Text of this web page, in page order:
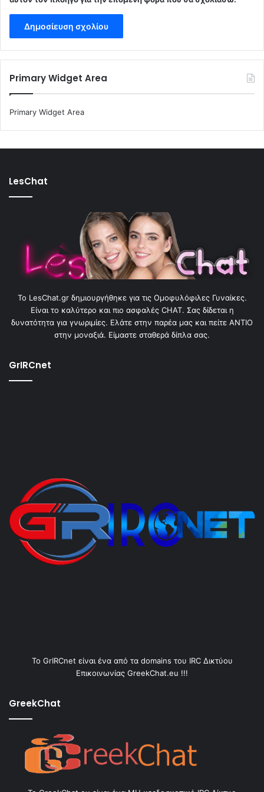
Primary Widget Area
Primary Widget Area
LesChat
To LesChat.gr δημιουργήθηκε για τις Ομοφυλόφιλες Γυναίκες.
Είναι το καλύτερο και πιο ασφαλές CHAT. Σας δίδεται η
δυνατότητα για γνωριμίες. Ελάτε στην παρέα μας και πείτε ΑΝΤΙΟ
στην μοναξιά. Είμαστε σταθερά δίπλα σας.
GrIRCnet
Το GrIRCnet είναι ένα από τα domains του IRC Δικτύου
Επικοινωνίας GreekChat.eu !!!
GreekChat